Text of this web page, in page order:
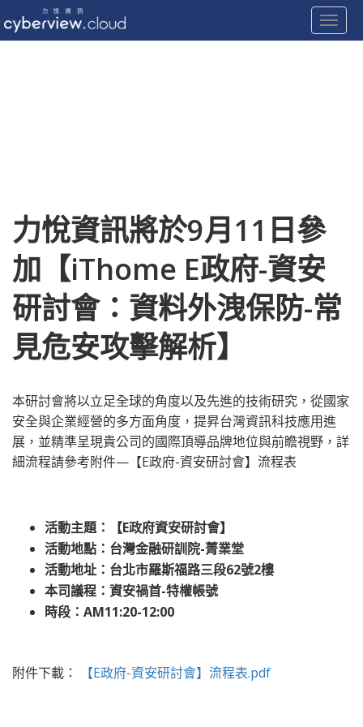
力悅資訊將於9月11日參
加【iThome E政府-資安
研討會：資料外洩保防-常
見危安攻擊解析】
本研討會將以立足全球的角度以及先進的技術研究，從國家
安全與企業經營的多方面角度，提昇台灣資訊科技應用進
展，並精準呈現貴公司的國際頂導品牌地位與前瞻視野，詳
細流程請參考附件—【E政府-資安研討會】流程表
活動主題：
【E政府資安研討會】
活動地點： 台灣金融研訓院-菁業堂
活動地址： 台北市羅斯福路三段62號2樓
本司議程： 資安禍首-特權帳號
時段： AM11:20-12:00
附件下載： 【E政府-資安研討會】流程表.pdf